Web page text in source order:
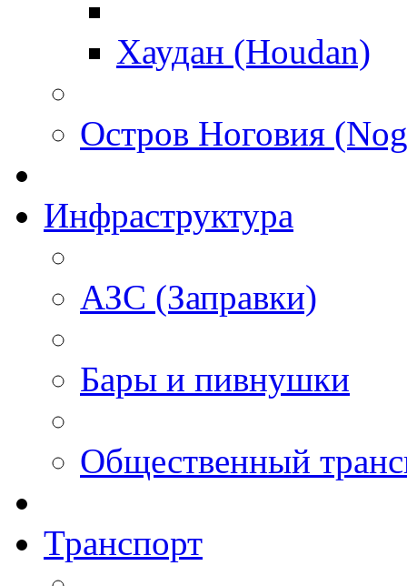
Хаудан (Houdan)
Остров Ноговия
Инфраструктура
АЗС (Заправки)
Бары и пивнушки
Общественный
Транспорт